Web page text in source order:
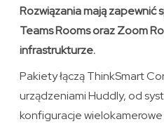
Rozwiązania mają zapewnić
Teams Rooms oraz Zoom
infrastrukturze.
Pakiety łączą ThinkSmart
urządzeniami Huddly, od
konfiguracje wielokamerowe